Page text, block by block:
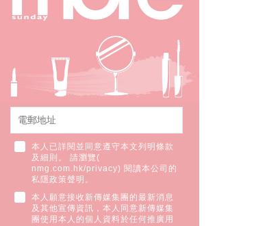
本人已詳閱並同意遵守本文列明條款
及細則。 請瀏覽(
nmg.com.hk/privacy) 閱讀本公司的
私隱政策聲明。
本人願意接收新傳媒集團的最新消息
及其他宣傳資訊，本人同意新傳媒集
團使用本人的個人資料於任何推廣用